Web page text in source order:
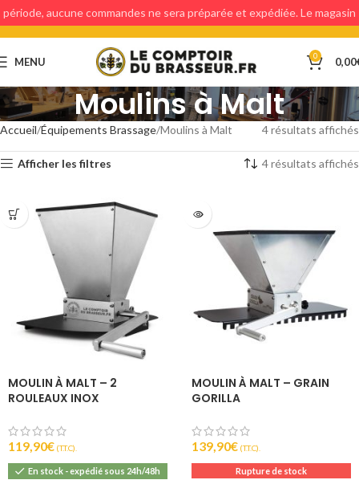
MENU 0 0,00
Moulins à Malt
Accueil Équipements Brassage Moulins à Malt 4 résultats affichés
Afficher les filtres 4 résultats affichés
MOULIN À MALT – 2
ROULEAUX INOX
119,90€ (T.T.C).
En stock - expédié sous 24h/48h
MOULIN À MALT – GRAIN
GORILLA
139,90€ (T.T.C).
Rupture de stock
période, aucune commandes ne sera préparée et expédiée. Le magasin
étant fermé, aucun retraits en magasin ne sera possible.